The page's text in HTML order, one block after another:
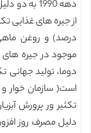
دهه 1990
دوما، تولید جهانی
دلیل مصرف روز